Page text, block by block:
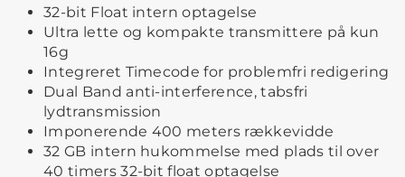
32-bit Float intern optagelse
Ultra lette og kompakte transmittere på kun
16g
Integreret Timecode for problemfri redigering
Dual Band anti-interference, tabsfri
lydtransmission
Imponerende 400 meters rækkevidde
32 GB intern hukommelse med plads til over
40 timers 32-bit float optagelse